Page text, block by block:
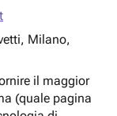
Milano,
il maggior
(quale pagina